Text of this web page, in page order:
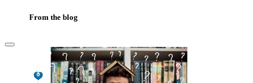
From the blog